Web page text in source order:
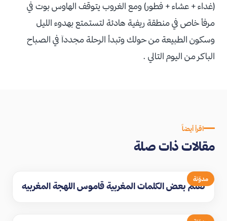
(غداء + عشاء + فطور) ومع الغروب يتوقف الهاوس بوت في
مرفأ خاص في منطقة ريفية هادئة لتستمتع بهدوء الليل
وسكون الطبيعة من حولك وتبدأ الرحلة مجددآ في الصباح
الباكر من اليوم التالي .
اقرأ أيضاً
مقالات ذات صلة
مدوّنة
تعلم بعض الكلمات المغربية قاموس اللهجة المغربيه